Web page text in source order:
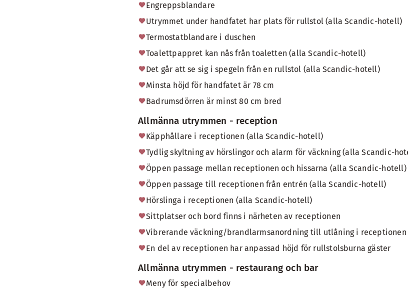
Engreppsblandare
Utrymmet under handfatet har plats för rullstol (alla Scandic-hotell)
Termostatblandare i duschen
Toalettpappret kan nås från toaletten (alla Scandic-hotell)
Det går att se sig i spegeln från en rullstol (alla Scandic-hotell)
Minsta höjd för handfatet är 78 cm
Badrumsdörren är minst 80 cm bred
Allmänna utrymmen - reception
Käpphållare i receptionen (alla Scandic-hotell)
Tydlig skyltning av hörslingor och alarm för väckning (alla Scandic-
Öppen passage mellan receptionen och hissarna (alla Scandic-hotell)
Öppen passage till receptionen från entrén (alla Scandic-hotell)
Hörslinga i receptionen (alla Scandic-hotell)
Sittplatser och bord finns i närheten av receptionen
Vibrerande väckning/brandlarmsanordning till utlåning i
En del av receptionen har anpassad höjd för rullstolsburna gäster
Allmänna utrymmen - restaurang och bar
Meny för specialbehov